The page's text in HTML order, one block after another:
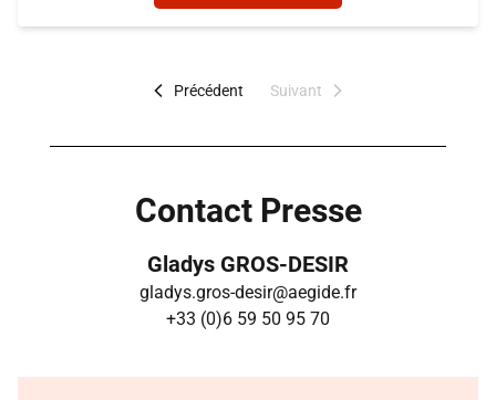
Précédent Suivant
Contact Presse
Gladys GROS-DESIR
gladys.gros-desir@aegide.fr
+33 (0)6 59 50 95 70